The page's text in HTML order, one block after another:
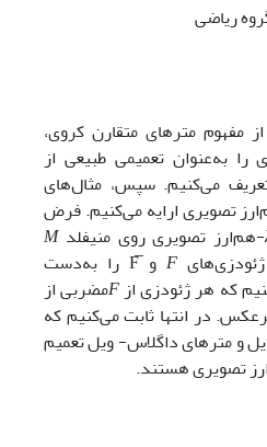
ریاضی
مفهوم مترهای متقارن کروی،
را به‌عنوان تعمیمی طبیعی از
می‌کنیم. سپس، مثال‌های
تصویری ارایه می‌کنیم. فرض
-هم‌ارز تصویری روی منیفلدM
Fو ̅F را به‌دست
که هر ژئودزی ازFمضربی از
در انتها ثابت می‌کنیم که
و مترهای داگلاس- ویل تعمیم
تصویری هستند.